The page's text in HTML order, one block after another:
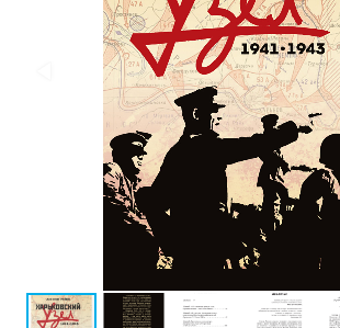
Тайное и
непознанное
Философия
Военная
история
Конспирология
Религия